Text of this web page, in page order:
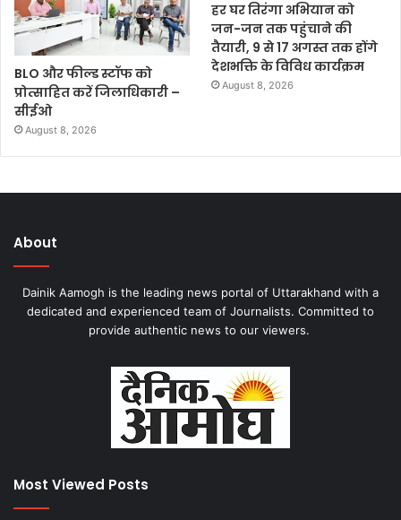
BLO और फील्ड स्टॉफ को
प्रोत्साहित करें जिलाधिकारी –
सीईओ
August 8, 2026
हर घर तिरंगा अभियान को
जन-जन तक पहुंचाने की
तैयारी, 9 से 17 अगस्त तक होंगे
देशभक्ति के विविध कार्यक्रम
August 8, 2026
About
Dainik Aamogh is the leading news portal of Uttarakhand with a
dedicated and experienced team of Journalists. Committed to
provide authentic news to our viewers.
Most Viewed Posts